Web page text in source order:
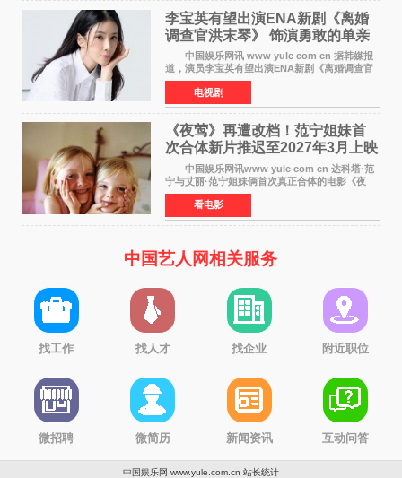
李宝英有望出演ENA新剧《离婚
调查官洪末琴》 饰演勇敢的单亲
妈妈家事调查官
中国娱乐网讯 www yule com cn 据韩媒报
道，演员李宝英有望出演ENA新剧《离婚调查官
洪末琴》女主角，引发观众期待。 李宝英在
剧中饰演家庭法院家事调查官洪末琴一角——即
使在极限状况
电视剧
《夜莺》再遭改档！范宁姐妹首
次合体新片推迟至2027年3月上映
中国娱乐网讯www yule com cn 达科塔·范
宁与艾丽·范宁姐妹俩首次真正合体的电影《夜
莺》再度改档，从原定的2027年2月12日推迟至
同年3月19日北美上映，片方希望借此利用春假档
期争取更多年轻
看电影
中国艺人网相关服务
找工作 找人才 找企业 附近职位
微招聘 微简历 新闻资讯 互动问答
中国娱乐网 www.yule.com.cn 站长统计